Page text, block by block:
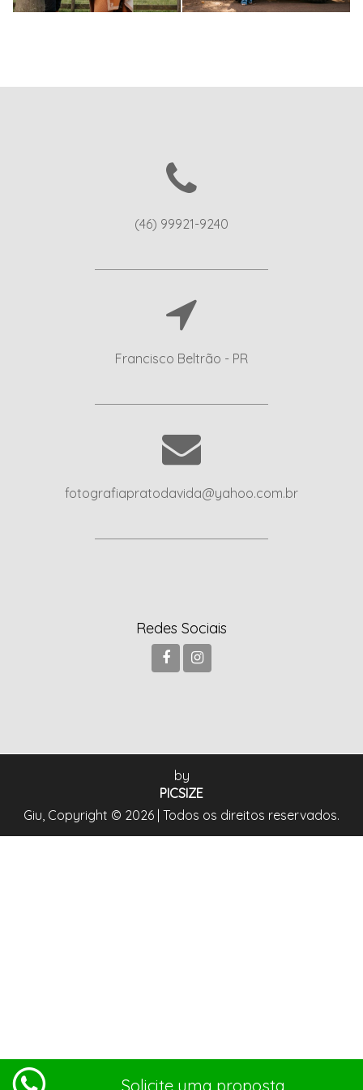
Solicite uma proposta
268 252
(46) 99921-9240
Francisco Beltrão - PR
fotografiapratodavida@yahoo.com.br
Redes Sociais
by
PICSIZE
Giu, Copyright © 2026 | Todos os direitos reservados.